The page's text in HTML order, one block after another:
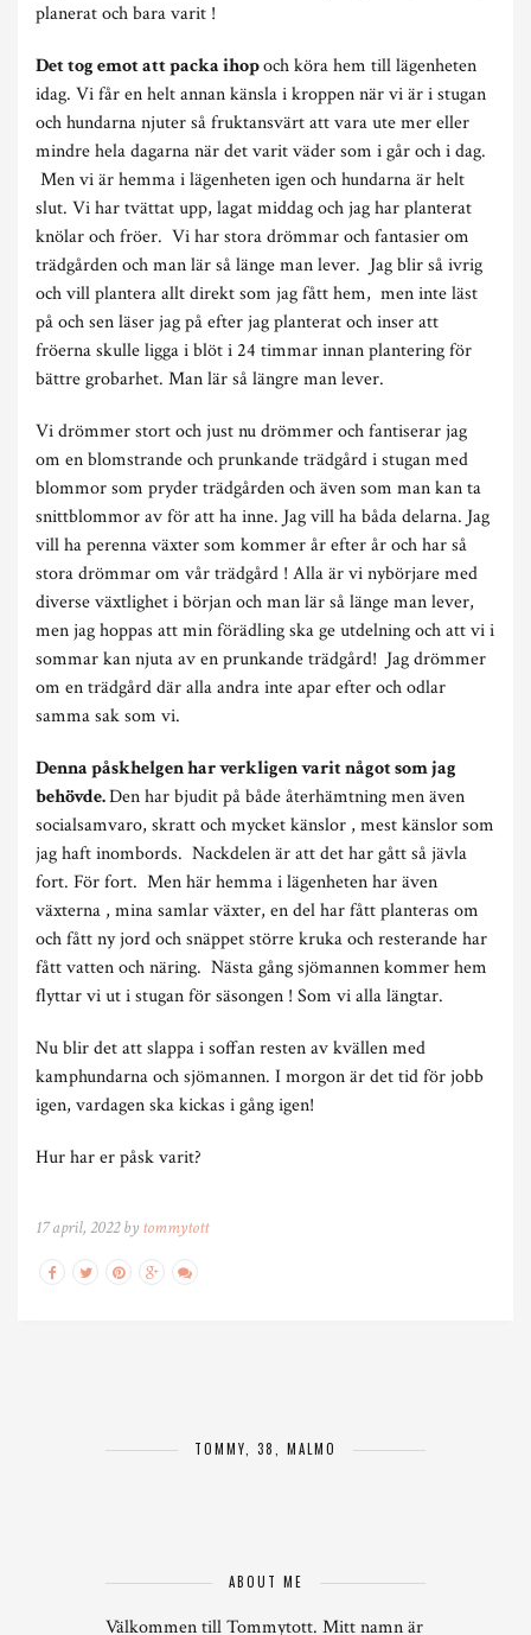
planerat och bara varit !
Det tog emot att packa ihopoch köra hem till lägenheten
idag. Vi får en helt annan känsla i kroppen när vi är i stugan
och hundarna njuter så fruktansvärt att vara ute mer eller
mindre hela dagarna när det varit väder som i går och i dag.
Men vi är hemma i lägenheten igen och hundarna är helt
slut. Vi har tvättat upp, lagat middag och jag har planterat
knölar och fröer. Vi har stora drömmar och fantasier om
trädgården och man lär så länge man lever. Jag blir så ivrig
och vill plantera allt direkt som jag fått hem, men inte läst
på och sen läser jag på efter jag planterat och inser att
fröerna skulle ligga i blöt i 24 timmar innan plantering för
bättre grobarhet. Man lär så längre man lever.
Vi drömmer stort och just nu drömmer och fantiserar jag
om en blomstrande och prunkande trädgård i stugan med
blommor som pryder trädgården och även som man kan ta
snittblommor av för att ha inne. Jag vill ha båda delarna. Jag
vill ha perenna växter som kommer år efter år och har så
stora drömmar om vår trädgård ! Alla är vi nybörjare med
diverse växtlighet i början och man lär så länge man lever,
men jag hoppas att min förädling ska ge utdelning och att vi i
sommar kan njuta av en prunkande trädgård! Jag drömmer
om en trädgård där alla andra inte apar efter och odlar
samma sak som vi.
Denna påskhelgen har verkligen varit något som jag
behövde.Den har bjudit på både återhämtning men även
socialsamvaro, skratt och mycket känslor , mest känslor som
jag haft inombords. Nackdelen är att det har gått så jävla
fort. För fort. Men här hemma i lägenheten har även
växterna , mina samlar växter, en del har fått planteras om
och fått ny jord och snäppet större kruka och resterande har
fått vatten och näring. Nästa gång sjömannen kommer hem
flyttar vi ut i stugan för säsongen ! Som vi alla längtar.
Nu blir det att slappa i soffan resten av kvällen med
kamphundarna och sjömannen. I morgon är det tid för jobb
igen, vardagen ska kickas i gång igen!
Hur har er påsk varit?
17 april, 2022 by tommytott
TOMMY, 38, MALMÖ
ABOUT ME
Välkommen till Tommytott. Mitt namn är